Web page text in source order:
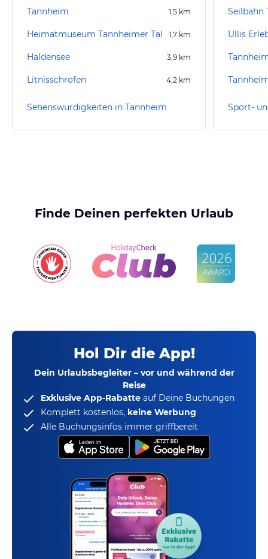
Tannheim 1,5 km
Heimatmuseum Tannheimer Tal 1,7 km
Haldensee 3,9 km
Litnisschrofen 4,2 km
Sehenswürdigkeiten in Tannheim
Seilbahn
Ullis
Finde Deinen perfekten Urlaub
Hol Dir die App!
Dein Urlaubsbegleiter – vor und während der
Reise
Exklusive App-Rabatte auf Deine Buchungen
Komplett kostenlos, keine Werbung
Alle Buchungsinfos immer griffbereit